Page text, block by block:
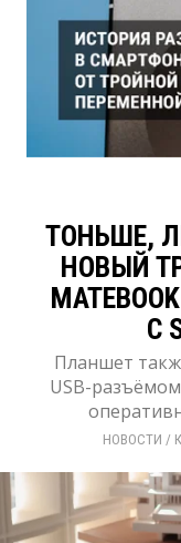
ТОНЬШЕ,
НОВЫЙ
С
Планшет
USB-разъёмом
НОВОСТИ /